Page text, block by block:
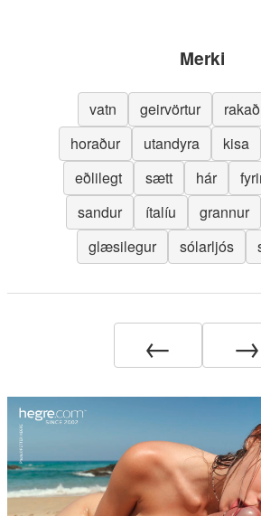
Merki
vatn geirvörtur
horaður
utandyra kisa
eðlilegt
sætt hár
sandur
ítalíu grannur
glæsilegur
sólarljós
← →